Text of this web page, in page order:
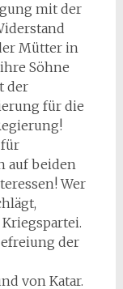
mit der
Mütter in
Söhne
der
für die
auf beiden
Wer
der
von Katar.